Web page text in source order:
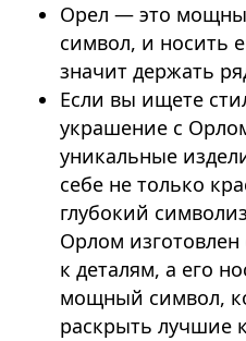
Орел — это
символ, и носить
значит держать
Если вы ищете
украшение с
уникальные
себе не только
глубокий
Орлом
к деталям, а его
мощный символ,
раскрыть лучшие